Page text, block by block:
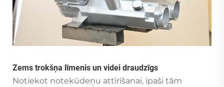
Zems trokšņa līmenis un videi draudzīgs
Notiekot notekūdeņu attīrīšanai, īpaši tām